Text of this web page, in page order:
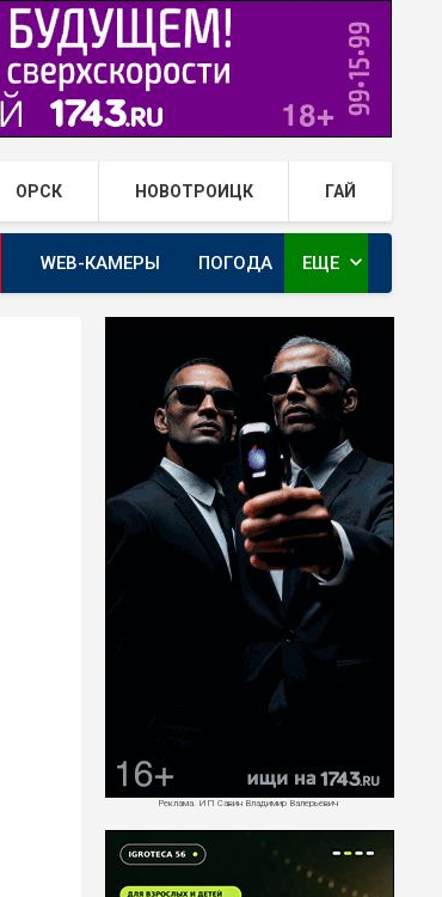
ОРСК НОВОТРОИЦК ГАЙ
WEB-КАМЕРЫ ПОГОДА
- ГЕРОИ РЯДОМ С НАМИ
ЕЩЕ expand_more
Реклама. ИП Савин Владимир Валерьевич